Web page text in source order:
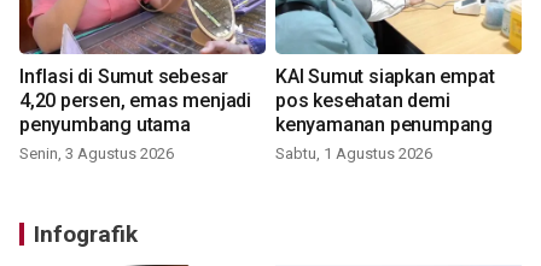
Inflasi di Sumut sebesar
4,20 persen, emas menjadi
penyumbang utama
Senin, 3 Agustus 2026
KAI Sumut siapkan empat
pos kesehatan demi
kenyamanan penumpang
Sabtu, 1 Agustus 2026
Infografik